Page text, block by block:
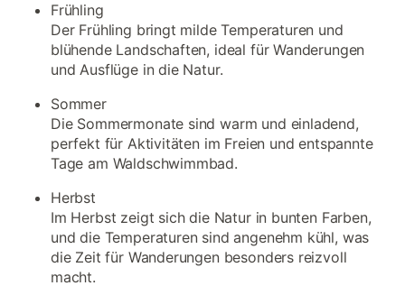
Frühling
Der Frühling bringt milde Temperaturen und
blühende Landschaften, ideal für Wanderungen
und Ausflüge in die Natur.
Sommer
Die Sommermonate sind warm und einladend,
perfekt für Aktivitäten im Freien und entspannte
Tage am Waldschwimmbad.
Herbst
Im Herbst zeigt sich die Natur in bunten Farben,
und die Temperaturen sind angenehm kühl, was
die Zeit für Wanderungen besonders reizvoll
macht.